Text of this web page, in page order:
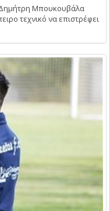
Δημήτρη Μπουκουβάλα
τεχνικό να επιστρέφει